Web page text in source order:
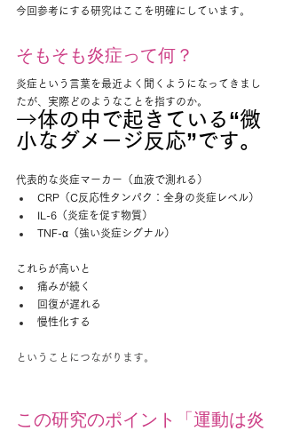
今回参考にする研究はここを明確にしています。
そもそも炎症って何？
炎症という言葉を最近よく聞くようになってきまし
たが、実際どのようなことを指すのか。
→体の中で起きている“微
小なダメージ反応”です。
代表的な炎症マーカー（血液で測れる）
CRP（C反応性タンパク：全身の炎症レベル）
IL-6（炎症を促す物質）
TNF-α（強い炎症シグナル）
これらが高いと
痛みが続く
回復が遅れる
慢性化する
ということにつながります。
この研究のポイント「運動は炎